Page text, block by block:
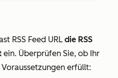
RSS Feed URL die RSS
ein. Überprüfen Sie, ob Ihr
erfüllt: